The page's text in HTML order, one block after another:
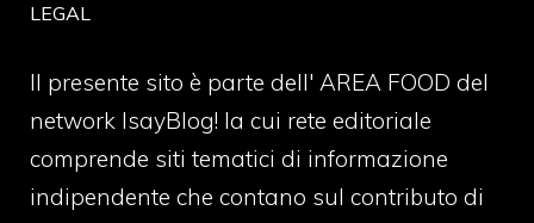
LEGAL
Il presente sito è parte dell' AREA FOOD del
network IsayBlog! la cui rete editoriale
comprende siti tematici di informazione
indipendente che contano sul contributo di